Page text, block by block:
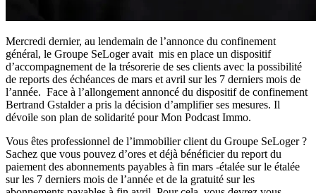
Mercredi dernier, au lendemain de l’annonce du confinement
général, le Groupe SeLoger avait mis en place un dispositif
d’accompagnement de la trésorerie de ses clients avec la possibilité
de reports des échéances de mars et avril sur les 7 derniers mois de
l’année. Face à l’allongement annoncé du dispositif de confinement
Bertrand Gstalder a pris la décision d’amplifier ses mesures. Il
dévoile son plan de solidarité pour Mon Podcast Immo.
Vous êtes professionnel de l’immobilier client du Groupe SeLoger ?
Sachez que vous pouvez d’ores et déjà bénéficier du report du
paiement des abonnements payables à fin mars -étalée sur le étalée
sur les 7 derniers mois de l’année et de la gratuité sur les